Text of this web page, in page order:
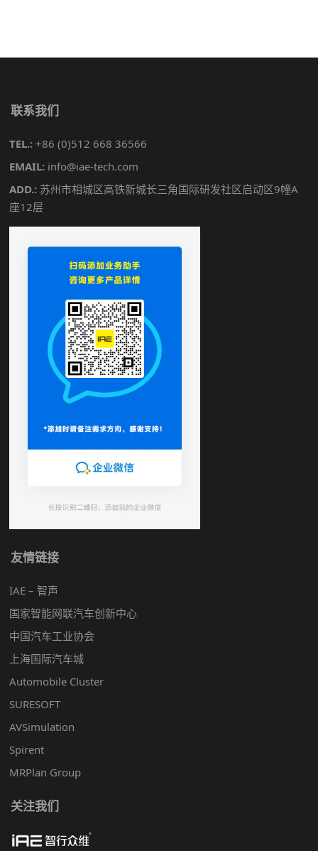
联系我们
TEL.: +86 (0)512 668 36566
EMAIL: info@iae-tech.com
ADD.: 苏州市相城区高铁新城长三角国际研发社区启动区9幢A
座12层
友情链接
IAE – 智声
国家智能网联汽车创新中心
中国汽车工业协会
上海国际汽车城
Automobile Cluster
SURESOFT
AVSimulation
Spirent
MRPlan Group
关注我们